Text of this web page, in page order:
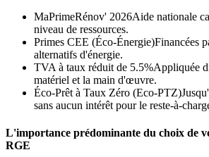
MaPrimeRénov' 2026Aide nationale
niveau de ressources.
Primes CEE (Éco-Énergie)Financées
alternatifs d'énergie.
TVA à taux réduit de 5.5%Appliquée
matériel et la main d'œuvre.
Éco-Prêt à Taux Zéro (Eco-PTZ)
sans aucun intérêt pour le reste-à-
L'importance prédominante du choix de
RGE